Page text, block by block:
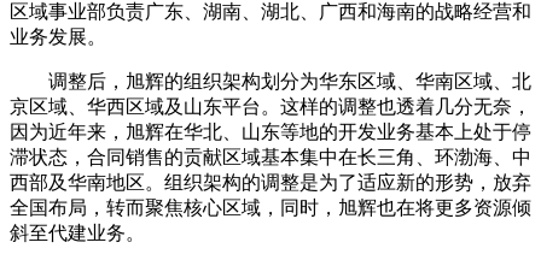
区域事业部负责广东、湖南、湖北、广西和海南的战略经营和
业务发展。
调整后，旭辉的组织架构划分为华东区域、华南区域、北
京区域、华西区域及山东平台。这样的调整也透着几分无奈，
因为近年来，旭辉在华北、山东等地的开发业务基本上处于停
滞状态，合同销售的贡献区域基本集中在长三角、环渤海、中
西部及华南地区。组织架构的调整是为了适应新的形势，放弃
全国布局，转而聚焦核心区域，同时，旭辉也在将更多资源倾
斜至代建业务。